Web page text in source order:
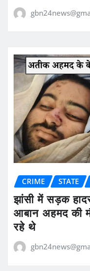
CRIME STATE
झांसी में सड़क
आबान अहमद की
रहे थे